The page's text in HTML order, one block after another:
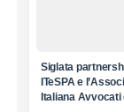
Siglata
ITeSPA e
Italiana Avvocati